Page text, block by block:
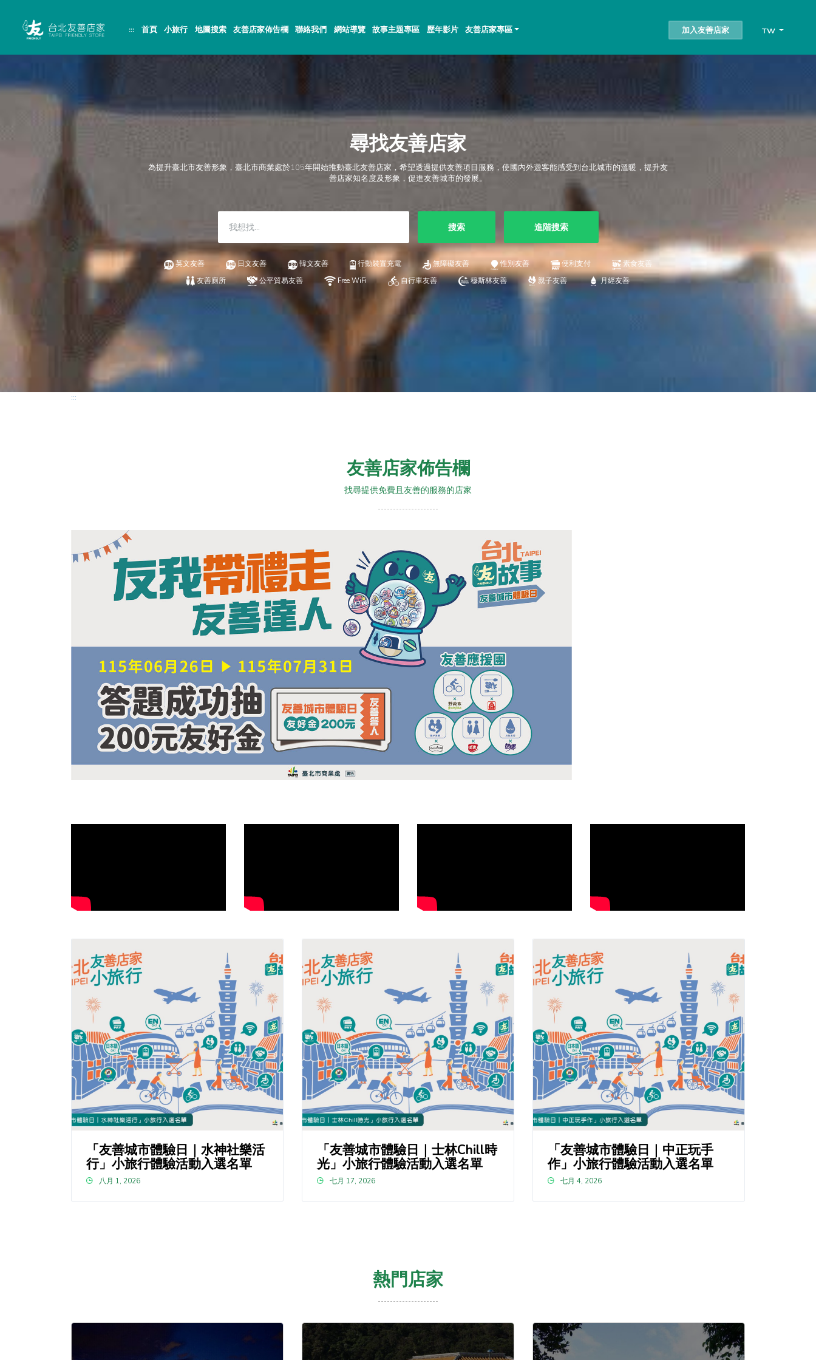
容
::: 首頁 小旅行 地圖搜索 友善店家佈告欄 聯絡我們 網站導覽 故事主題專區 歷年影片 友善店家專區 加入友善店家 TW
尋找友善店家
為提升臺北市友善形象，臺北市商業處於105年開始推動臺北友善店家，希望透過提供友善項目服務，使國內外遊客能感受到台北城市的溫暖，提升友
善店家知名度及形象，促進友善城市的發展。
搜索 進階搜索
英文友善 日文友善 韓文友善 行動裝置充電 無障礙友善 性別友善 便利支付
素食友善
友善廁所
公平貿易友善 Free WiFi 自行車友善 穆斯林友善 親子友善 月經友善
:::
友善店家佈告欄
找尋提供免費且友善的服務的店家
「友善城市體驗日｜水神社樂活
行」小旅行體驗活動入選名單
八月 1, 2026
「友善城市體驗日｜士林Chill時
光」小旅行體驗活動入選名單
七月 17, 2026
「友善城市體驗日｜中正玩手
作」小旅行體驗活動入選名單
七月 4, 2026
熱門店家